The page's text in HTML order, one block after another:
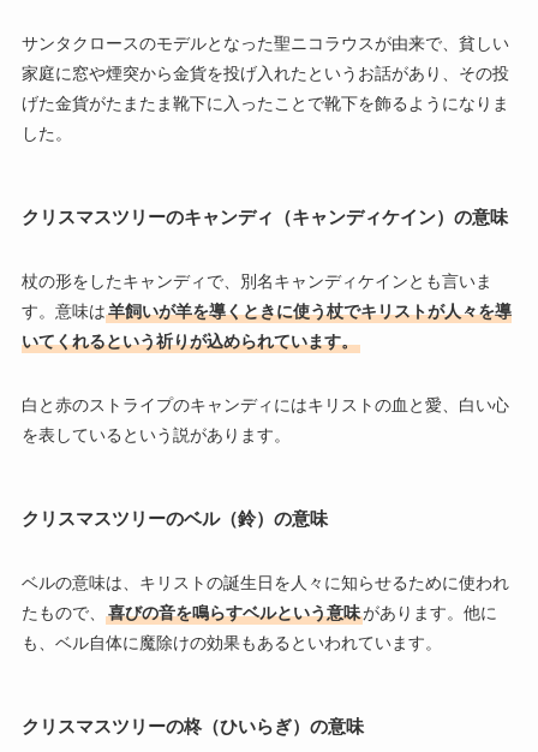
サンタクロースのモデルとなった聖ニコラウスが由来で、貧しい
家庭に窓や煙突から金貨を投げ入れたというお話があり、その投
げた金貨がたまたま靴下に入ったことで靴下を飾るようになりま
した。
クリスマスツリーのキャンディ（キャンディケイン）の意味
杖の形をしたキャンディで、別名キャンディケインとも言いま
す。意味は羊飼いが羊を導くときに使う杖でキリストが人々を導
いてくれるという祈りが込められています。
白と赤のストライプのキャンディにはキリストの血と愛、白い心
を表しているという説があります。
クリスマスツリーのベル（鈴）の意味
ベルの意味は、キリストの誕生日を人々に知らせるために使われ
たもので、
喜びの音を鳴らすベルという意味があります。他に
も、ベル自体に魔除けの効果もあるといわれています。
クリスマスツリーの柊（ひいらぎ）の意味